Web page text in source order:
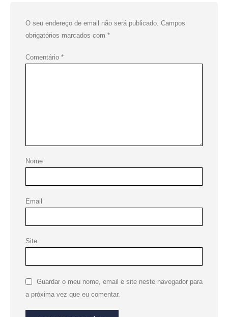
O seu endereço de email não será publicado. Campos
obrigatórios marcados com *
Comentário *
Nome
Email
Site
Guardar o meu nome, email e site neste navegador para
a próxima vez que eu comentar.